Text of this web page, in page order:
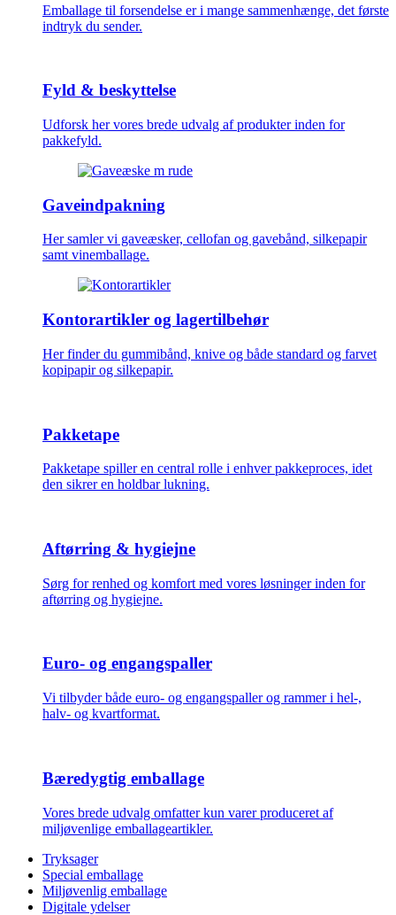
Emballage til forsendelse er i mange sammenhænge, det første
indtryk du sender.
Fyld & beskyttelse
Udforsk her vores brede udvalg af produkter inden for
pakkefyld.
Gaveindpakning
Her samler vi gaveæsker, cellofan og gavebånd, silkepapir
samt vinemballage.
Kontorartikler og lagertilbehør
Her finder du gummibånd, knive og både standard og farvet
kopipapir og silkepapir.
Pakketape
Pakketape spiller en central rolle i enhver pakkeproces, idet
den sikrer en holdbar lukning.
Aftørring & hygiejne
Sørg for renhed og komfort med vores løsninger inden for
aftørring og hygiejne.
Euro- og engangspaller
Vi tilbyder både euro- og engangspaller og rammer i hel-,
halv- og kvartformat.
Bæredygtig emballage
Vores brede udvalg omfatter kun varer produceret af
miljøvenlige emballageartikler.
Tryksager
Special emballage
Miljøvenlig emballage
Digitale ydelser